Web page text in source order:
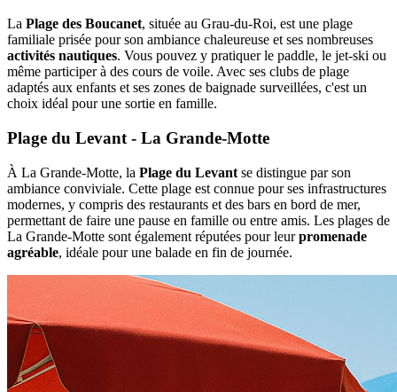
La Plage des Boucanet, située au Grau-du-Roi, est une plage
familiale prisée pour son ambiance chaleureuse et ses nombreuses
activités nautiques. Vous pouvez y pratiquer le paddle, le jet-ski ou
même participer à des cours de voile. Avec ses clubs de plage
adaptés aux enfants et ses zones de baignade surveillées, c'est un
choix idéal pour une sortie en famille.
Plage du Levant - La Grande-Motte
À La Grande-Motte, la Plage du Levant se distingue par son
ambiance conviviale. Cette plage est connue pour ses infrastructures
modernes, y compris des restaurants et des bars en bord de mer,
permettant de faire une pause en famille ou entre amis. Les plages de
La Grande-Motte sont également réputées pour leurpromenade
agréable, idéale pour une balade en fin de journée.